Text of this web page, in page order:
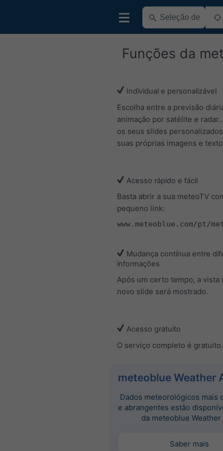
Funções da
Individual e personalizável
Escolha entre a previsão
animação por satélite e
os seus slides
suas próprias imagens e
Acesso rápido e fácil
Basta abrir a sua meteoTV
pequeno link:
www.meteoblue.com/pt/
Mudança contínua entre
informações
Após um certo tempo, a vista
novo slide será mostrado.
Acesso gratuito
O serviço completo é gratuito.
meteoblue Weather
Dados meteorológicos mais
e abrangentes estão
da meteoblue Weather
Saber mais